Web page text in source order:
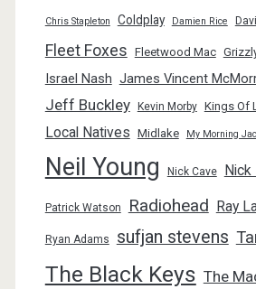
Chris Stapleton Coldplay Damien Rice
Fleet Foxes Fleetwood Mac
Israel Nash James Vincent
Jeff Buckley Kevin Morby Kings Of
Local Natives Midlake My Morning
Neil Young Nick Cave Nick
Patrick Watson Radiohead Ray
Ryan Adams sufjan stevens
The Black Keys The